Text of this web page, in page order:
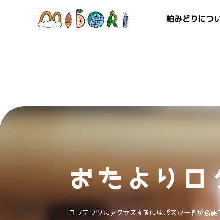
柏みどりにつ
おたよりロ
コンテンツにアクセスするにはパスワードが必要